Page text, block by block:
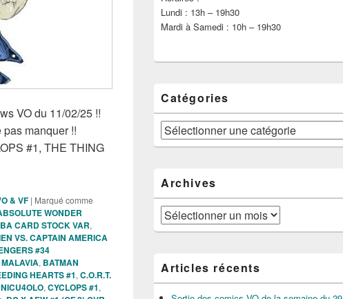
VO du 11/02/25 !!
manquer !!
#1, THE THING
la semaine du 11 Février 2026 !!
& VF | Marqué comme
WONDER
CARD STOCK VAR,
VS. CAPTAIN AMERICA
#34
, BATMAN
HEARTS #1, C.O.R.T.
, CYCLOPS #1,
Lundi : 13h – 19h30
Mardi à Samedi : 10h – 19h30
Catégories
Catégories
Archives
Archives
Articles récents